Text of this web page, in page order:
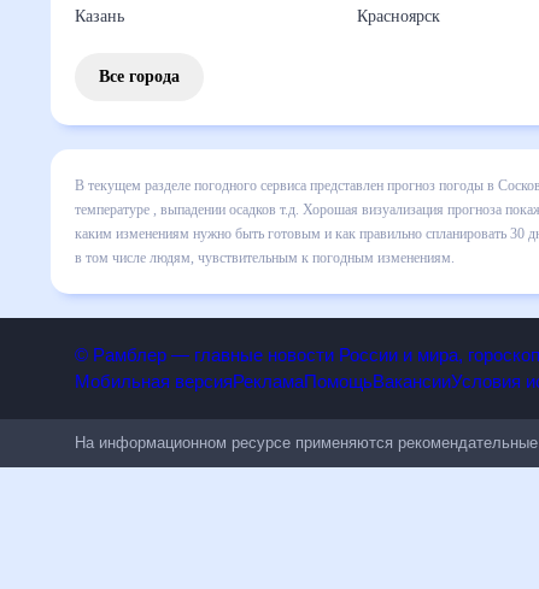
Казань
Красноярск
Все города
В текущем разделе погодного сервиса представлен
включает все сведения по дневной температуре ,
динамике и даст понять, какая будет погода в Сосково в
спланировать 30 дней. Подобный прогноз погоды в
© Рамблер — главные новости России и мира,
На информационном ресурсе применяются